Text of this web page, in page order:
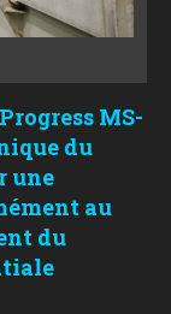
MS-
du
une
au
du